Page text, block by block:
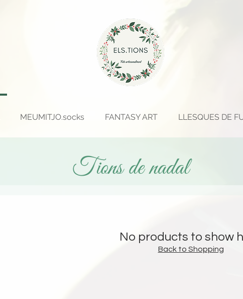
MEUMITJO.socks FANTASY ART LLESQUES DE
Tions de nadal
No products to show
Back to Shopping